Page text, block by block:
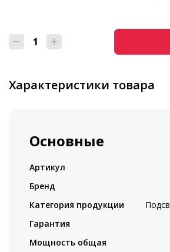
Характеристики товара
Основные
Артикул
Бренд
Категория продукции
Гарантия
Мощность общая